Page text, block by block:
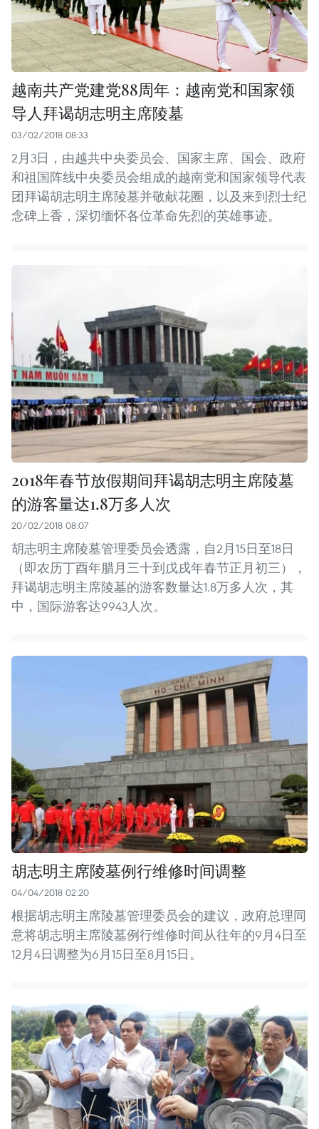
越南共产党建党88周年：越南党和国家领
导人拜谒胡志明主席陵墓
03/02/2018 08:33
2月3日，由越共中央委员会、国家主席、国会、政府
和祖国阵线中央委员会组成的越南党和国家领导代表
团拜谒胡志明主席陵墓并敬献花圈，以及来到烈士纪
念碑上香，深切缅怀各位革命先烈的英雄事迹。
2018年春节放假期间拜谒胡志明主席陵墓
的游客量达1.8万多人次
20/02/2018 08:07
胡志明主席陵墓管理委员会透露，自2月15日至18日
（即农历丁酉年腊月三十到戊戌年春节正月初三），
拜谒胡志明主席陵墓的游客数量达1.8万多人次，其
中，国际游客达9943人次。
胡志明主席陵墓例行维修时间调整
04/04/2018 02:20
根据胡志明主席陵墓管理委员会的建议，政府总理同
意将胡志明主席陵墓例行维修时间从往年的9月4日至
12月4日调整为6月15日至8月15日。